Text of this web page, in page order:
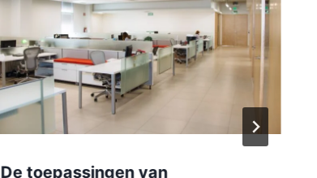
De toepassingen van